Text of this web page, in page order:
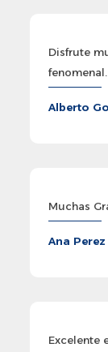
Disfrute
fenomenal.
Alberto
Muchas
Ana
Excelente